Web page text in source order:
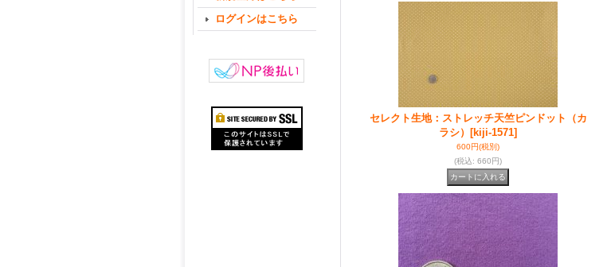
ログインはこちら
セレクト生地：ストレッチ天竺ピンドット（カ
ラシ）
[kiji-1571]
600円(税別)
(税込: 660円)